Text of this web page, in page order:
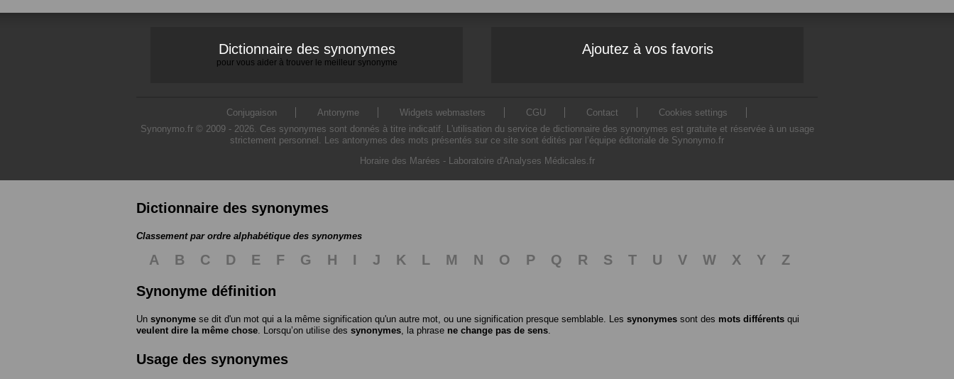
Dictionnaire des synonymes
pour vous aider à trouver le meilleur synonyme
Ajoutez à vos favoris
Conjugaison Antonyme Widgets webmasters CGU Contact
Cookies settings
Synonymo.fr © 2009 - 2026. Ces synonymes sont donnés à titre indicatif. L'utilisation du service de dictionnaire des synonymes est gratuite et réservée à un usage
strictement personnel. Les antonymes des mots présentés sur ce site sont édités par l’équipe éditoriale de Synonymo.fr
Horaire des Marées - Laboratoire d'Analyses Médicales.fr
Dictionnaire des synonymes
Classement par ordre alphabétique des synonymes
A B C D E F G H I J K L M N O P Q R S T U V W X Y
Z
Synonyme définition
Un synonyme se dit d'un mot qui a la même signification qu'un autre mot, ou une signification presque semblable. Les synonymes sont des mots différents qui
veulent dire la même chose . Lorsqu’on utilise des synonymes , la phrase ne change pas de sens
Usage des synonymes